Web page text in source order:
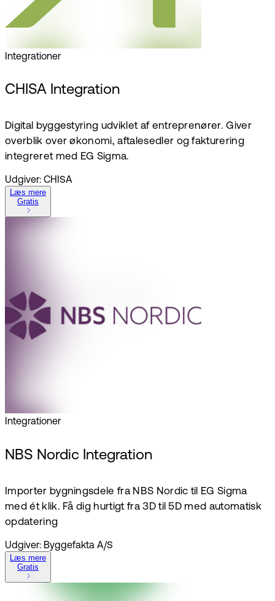
Integrationer
CHISA Integration
Digital byggestyring udviklet af entreprenører. Giver
overblik over økonomi, aftalesedler og fakturering
integreret med EG Sigma.
Udgiver: CHISA
Læs mere
Gratis
Integrationer
NBS Nordic Integration
Importer bygningsdele fra NBS Nordic til EG Sigma
med ét klik. Få dig hurtigt fra 3D til 5D med automatisk
opdatering
Udgiver: Byggefakta A/S
Læs mere
Gratis